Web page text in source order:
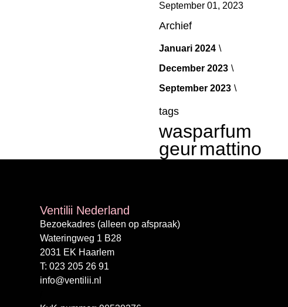
September 01, 2023
Archief
Januari 2024
December 2023
September 2023
tags
wasparfum
geurmattino
Ventilii Nederland
Bezoekadres (alleen op afspraak)
Wateringweg 1 B28
2031 EK Haarlem
T: 023 205 26 91
info@ventilii.nl